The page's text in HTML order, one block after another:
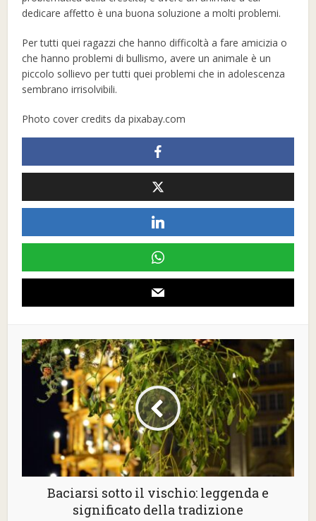
dedicare affetto è una buona soluzione a molti problemi.
Per tutti quei ragazzi che hanno difficoltà a fare amicizia o
che hanno problemi di bullismo, avere un animale è un
piccolo sollievo per tutti quei problemi che in adolescenza
sembrano irrisolvibili.
Photo cover credits da pixabay.com
Baciarsi sotto il vischio: leggenda e
significato della tradizione